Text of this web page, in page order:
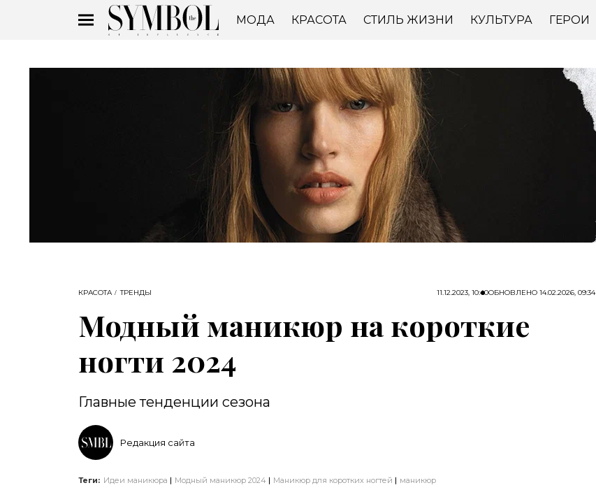
МОДА КРАСОТА СТИЛЬ ЖИЗНИ КУЛЬТУРА ГЕРОИ
КРАСОТА ТРЕНДЫ 11.12.2023, 10:40ОБНОВЛЕНО 14.02.2026, 09:34
Модный маникюр на короткие
ногти 2024
Главные тенденции сезона
Редакция сайта
Теги: Идеи маникюра Модный маникюр 2024 Маникюр для коротких ногтей маникюр